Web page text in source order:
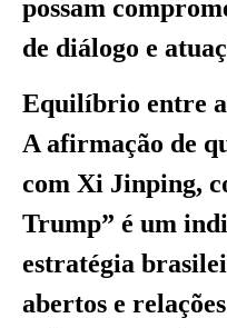
possam
de diálogo e
Equilíbrio entre
A afirmação de
com Xi Jinping,
Trump” é um
estratégia
abertos e